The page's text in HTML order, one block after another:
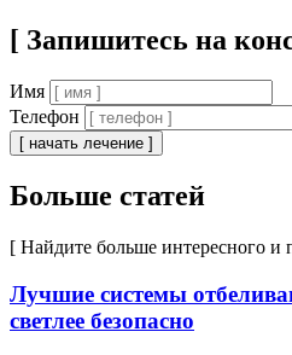
[ Запишитесь на
Имя
Телефон
[ начать лечение ]
Больше статей
[ Найдите больше интересного и
Лучшие системы
светлее безопасно